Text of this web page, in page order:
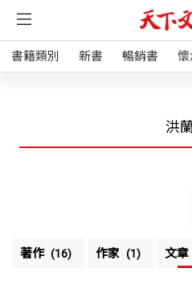
書籍類別 新書 暢銷書 懷
著作 (16) 作家 (1) 文章